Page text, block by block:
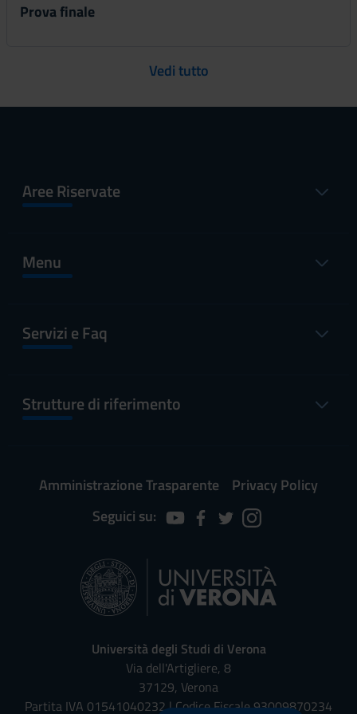
Prova finale
Vedi tutto
Aree Riservate
Menu
Servizi e Faq
Strutture di riferimento
Amministrazione Trasparente
Privacy Policy
Seguici su:
Università degli Studi di Verona
Via dell'Artigliere, 8
37129, Verona
Partita IVA 01541040232 | Codice Fiscale 93009870234